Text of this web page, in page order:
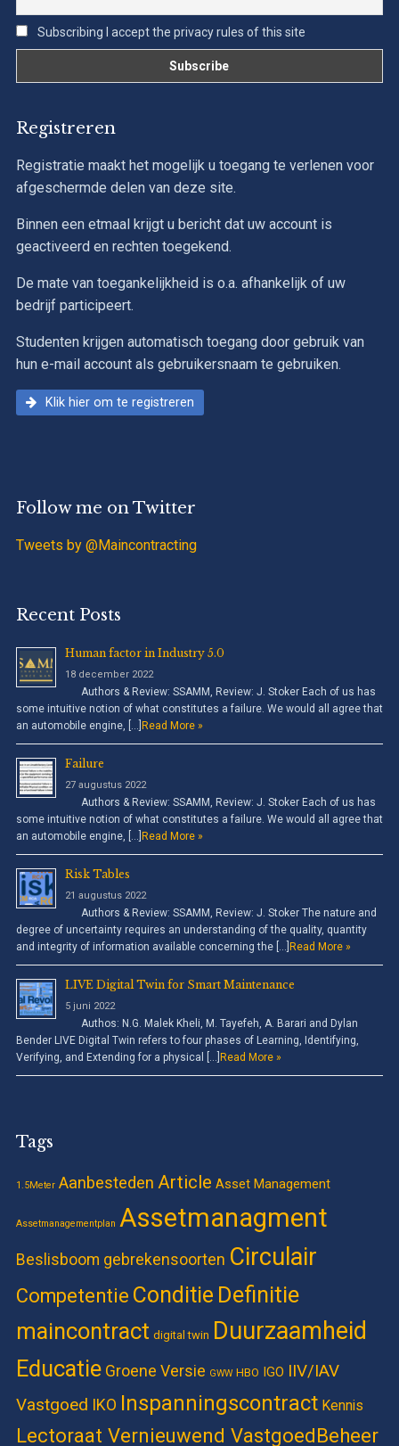
Subscribing I accept the privacy rules of this site
Registreren
Registratie maakt het mogelijk u toegang te verlenen voor
afgeschermde delen van deze site.
Binnen een etmaal krijgt u bericht dat uw account is
geactiveerd en rechten toegekend.
De mate van toegankelijkheid is o.a. afhankelijk of uw
bedrijf participeert.
Studenten krijgen automatisch toegang door gebruik van
hun e-mail account als gebruikersnaam te gebruiken.
Klik hier om te registreren
Follow me on Twitter
Tweets by @Maincontracting
Recent Posts
Human factor in Industry 5.0
18 december 2022
Authors & Review: SSAMM, Review: J. Stoker Each of us has
some intuitive notion of what constitutes a failure. We would all agree that
an automobile engine, […] Read More »
Failure
27 augustus 2022
Authors & Review: SSAMM, Review: J. Stoker Each of us has
some intuitive notion of what constitutes a failure. We would all agree that
an automobile engine, […] Read More »
Risk Tables
21 augustus 2022
Authors & Review: SSAMM, Review: J. Stoker The nature and
degree of uncertainty requires an understanding of the quality, quantity
and integrity of information available concerning the […] Read More »
LIVE Digital Twin for Smart Maintenance
5 juni 2022
Authos: N.G. Malek Kheli, M. Tayefeh, A. Barari and Dylan
Bender LIVE Digital Twin refers to four phases of Learning, Identifying,
Verifying, and Extending for a physical […] Read More »
Tags
1.5Meter Aanbesteden Article Asset Management
Assetmanagementplan Assetmanagment
Beslisboom gebrekensoorten Circulair
Competentie Conditie Definitie
maincontract digital twin Duurzaamheid
Educatie Groene Versie GWW HBO IGO IIV/IAV
Vastgoed IKO Inspanningscontract Kennis
Lectoraat Vernieuwend VastgoedBeheer